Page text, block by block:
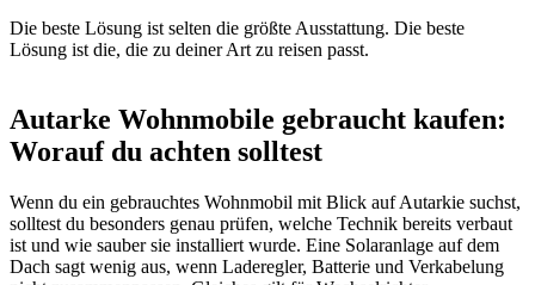
Die beste Lösung ist selten die größte Ausstattung. Die beste
Lösung ist die, die zu deiner Art zu reisen passt.
Autarke Wohnmobile gebraucht kaufen:
Worauf du achten solltest
Wenn du ein gebrauchtes Wohnmobil mit Blick auf Autarkie suchst,
solltest du besonders genau prüfen, welche Technik bereits verbaut
ist und wie sauber sie installiert wurde. Eine Solaranlage auf dem
Dach sagt wenig aus, wenn Laderegler, Batterie und Verkabelung